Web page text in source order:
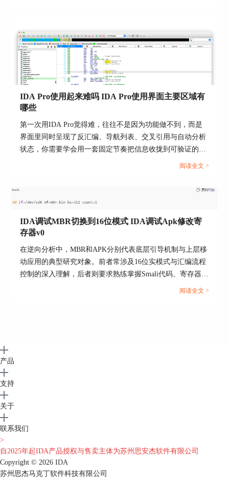
4. 关键函数定位：通过交叉引用和调用图，找到程
序的关键函数。这些函数通常是程序的核心部分，
负责主要功能的实现。通过详细分析这些关键函
数，可以快速理解程序的主要逻辑和功能。
5. 数据流分析：分析数据在程序中的流动过程，包
括数据的生成、传递和使用。通过数据流分析，可
以识别出重要的变量和数据结构，理解程序的处理
流程和逻辑关系。
6. 安全漏洞识别：在分析过程中，关注可能存在的
安全漏洞，如缓冲区溢出、内存泄漏、未初始化变
量等。通过识别和理解这些漏洞，可以提高程序的
总结来说，IDA软件通过其强大的反编译和反汇编
功能，帮助我们高效地理清复杂程序的逻辑，并深
过IDA软件反编译理清复杂程序逻辑 IDA反汇编后
如何分析程序的内存布局”，并介绍了IDAPro代码
分析的思路。通过合理使用IDA和掌握分析技巧，
逆向工程师可以深入理解和解读复杂程序，提高工
作效率和分析质量。
件事处理干净，思路是先修正单条字符串的类型与编码，再
把默认规则改到更贴近样本，最后控制自动识别的范围与口
径。...
IDA Pro使用起来难吗 IDA Pro使用界面主要区域有
哪些
第一次用IDA Pro觉得难，往往不是因为功能做不到，而是
界面里同时呈现了反汇编、导航列表、交叉引用与自动分析
状态，你需要学会用一套固定节奏把信息收拢到可验证的线
索上。把目标拆成两层会更顺：先做到能定位入口与关键函
阅读全文 >
IDA调试MBR切换到16位模式 IDA调试Apk修改寄
存器v0
在逆向分析中，MBR和APK分别代表底层引导机制与上层移
动应用的典型研究对象。前者常涉及16位实模式与汇编流程
控制的深入理解，后者则要求熟练掌握Smali代码、寄存器模
拟与调试器调用。IDA pro作为广泛应用的逆向工具，不仅
阅读全文 >
产品
支持
关于
联系我们
>
自2025年起IDA产品授权与售卖主体为苏州思安杰软件有限公司
Copyright © 2026 IDA
苏州思杰马克丁软件科技有限公司